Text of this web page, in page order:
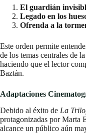
El guardián
Legado en los
Ofrenda a la
Este orden permite
de los temas centrales de
haciendo que el lector
Baztán.
Adaptaciones
Debido al éxito de La
protagonizadas por Marta
alcance un público aún